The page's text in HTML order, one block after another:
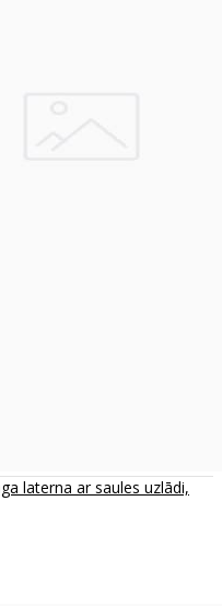
laterna ar saules uzlādi,